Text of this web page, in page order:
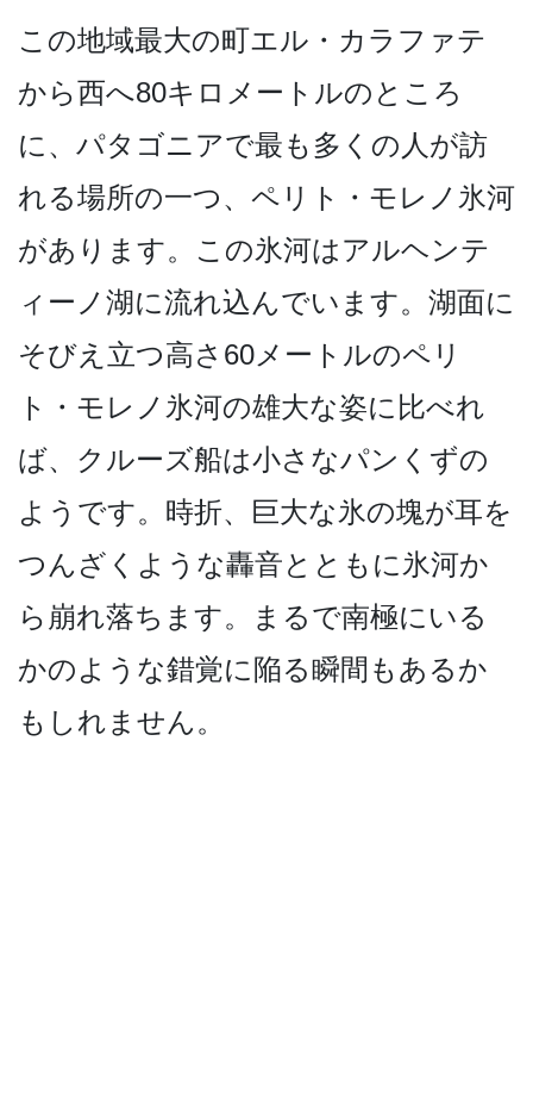
この地域最大の町エル・カラ­ファテ
から西へ80キロメートルのところ
に、パタゴ­ニアで最も多くの人が訪
れる場所の一つ、ペリト・モ­レノ氷河
があります。この氷河はアルヘンテ
ィーノ湖­に流れ込んでいます。湖面に
そびえ立つ高さ60メー­トルのペリ
ト・モレノ氷河の雄大な姿に比べれ
ば、ク­ルーズ船は小さなパンくずの
ようです。時折、巨大な­氷の塊が耳を
つんざくような轟音とともに氷河か
ら崩­れ落ちます。まるで南極にいる
かのような錯覚に陥る­瞬間もあるか
もしれません。